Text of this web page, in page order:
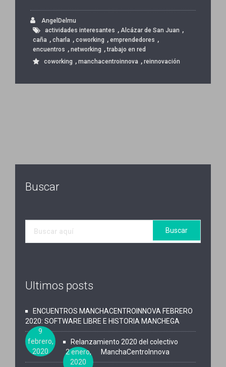
AngelDelmu
actividades interesantes , Alcázar de San Juan ,
caña , charla , coworking , emprendedores ,
encuentros , networking ,trabajo en red
coworking , manchacentroinnova , reinnovación
Buscar
Ultimos posts
ENCUENTROS MANCHACENTROINNOVA FEBRERO
2020: SOFTWARE LIBRE E HISTORIA MANCHEGA
9
febrero,
2020
Relanzamiento 2020 del colectivo
ManchaCentroInnova
2 enero,
2020